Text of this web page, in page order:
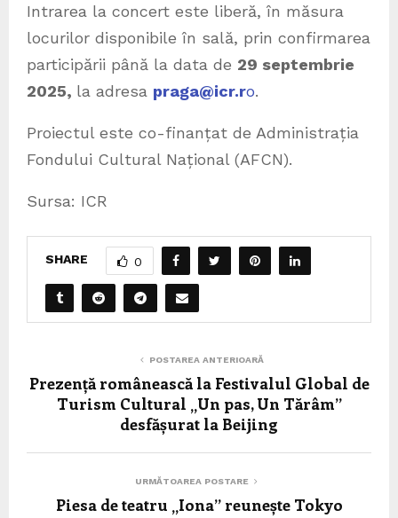
Intrarea la concert este liberă, în măsura
locurilor disponibile în sală, prin confirmarea
participării până la data de 29 septembrie
2025, la adresa praga@icr.ro.
Proiectul este co-finanțat de Administrația
Fondului Cultural Național (AFCN).
Sursa: ICR
SHARE 0
POSTAREA ANTERIOARĂ
Prezență românească la Festivalul Global de
Turism Cultural „Un pas, Un Tărâm”
desfășurat la Beijing
URMĂTOAREA POSTARE
Piesa de teatru „Iona” reunește Tokyo